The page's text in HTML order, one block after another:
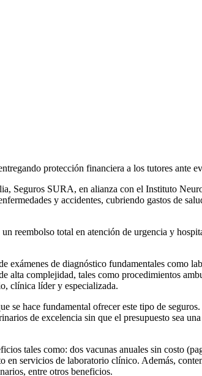
protección financiera a los tutores ante
Seguros SURA, en alianza con el Instituto
y accidentes, cubriendo gastos de
reembolso total en atención de urgencia y
exámenes de diagnóstico fundamentales como
alta complejidad, tales como procedimientos
clínica líder y especializada.
se hace fundamental ofrecer este tipo de
de excelencia sin que el presupuesto sea
tales como: dos vacunas anuales sin costo
servicios de laboratorio clínico. Además,
entre otros beneficios.